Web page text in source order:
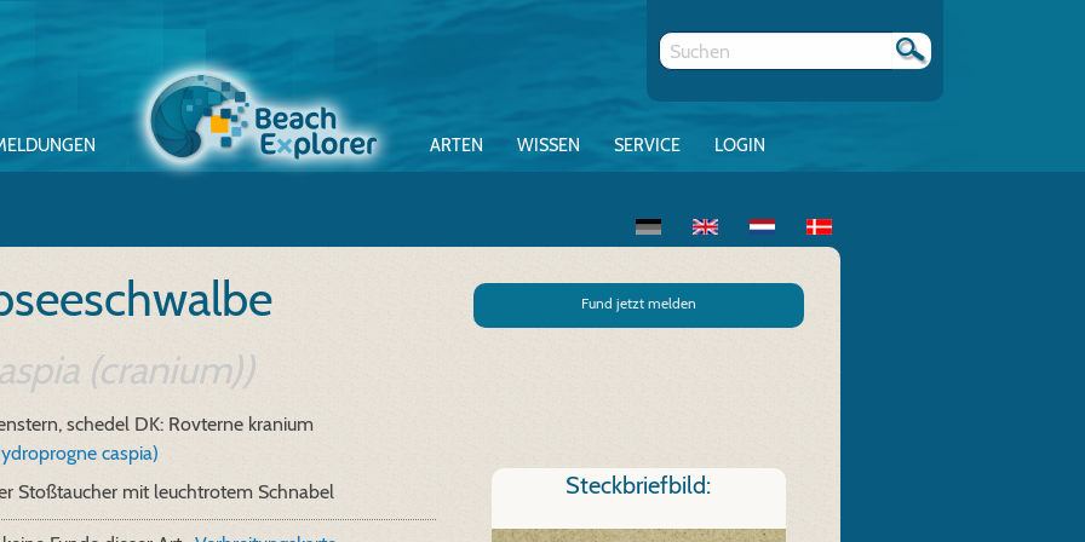
ARTEN WISSEN SERVICE LOGIN
(cranium))
schedel DK: Rovterne kranium
caspia)
Fund jetzt melden
Stoßtaucher mit leuchtrotem Schnabel Steckbriefbild: